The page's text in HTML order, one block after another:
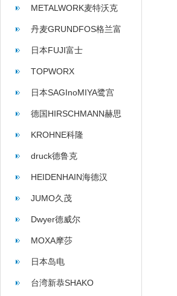
METALWORK麦特沃克
丹麦GRUNDFOS格兰富
日本FUJI富士
TOPWORX
日本SAGInoMIYA鹭宫
德国HIRSCHMANN赫思
曼
KROHNE科隆
druck德鲁克
HEIDENHAIN海德汉
JUMO久茂
Dwyer德威尔
MOXA摩莎
日本岛电
台湾新恭SHAKO